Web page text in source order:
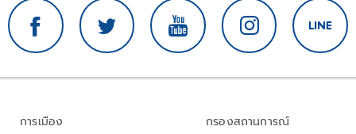
การเมือง
กรองสถานการณ์